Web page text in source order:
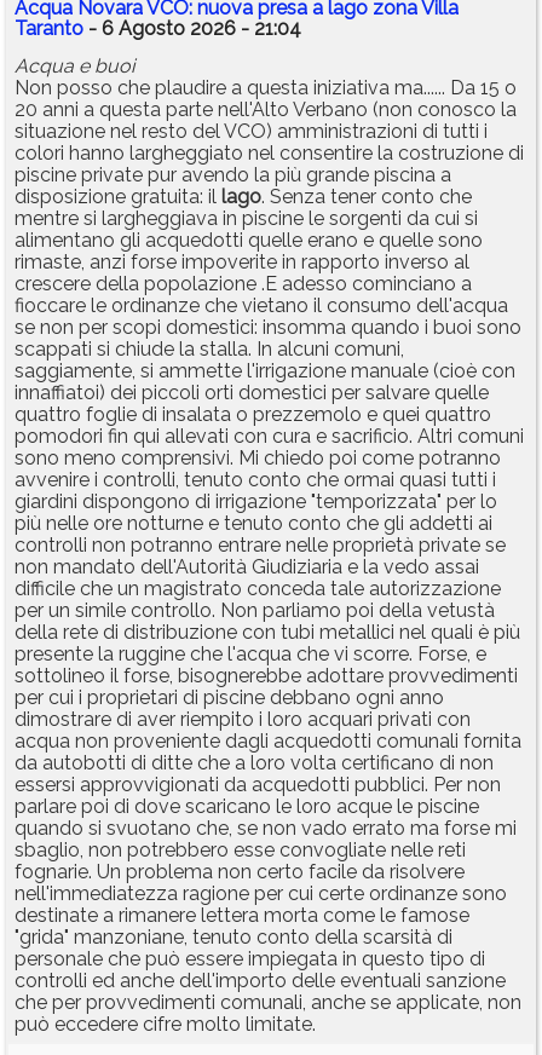
Acqua Novara VCO: nuova presa a lago zona Villa
Taranto - 6 Agosto 2026 - 21:04
Acqua e buoi
Non posso che plaudire a questa iniziativa ma...... Da 15 o
20 anni a questa parte nell'Alto Verbano (non conosco la
situazione nel resto del VCO) amministrazioni di tutti i
colori hanno largheggiato nel consentire la costruzione di
piscine private pur avendo la più grande piscina a
disposizione gratuita: il lago. Senza tener conto che
mentre si largheggiava in piscine le sorgenti da cui si
alimentano gli acquedotti quelle erano e quelle sono
rimaste, anzi forse impoverite in rapporto inverso al
crescere della popolazione .E adesso cominciano a
fioccare le ordinanze che vietano il consumo dell'acqua
se non per scopi domestici: insomma quando i buoi sono
scappati si chiude la stalla. In alcuni comuni,
saggiamente, si ammette l'irrigazione manuale (cioè con
innaffiatoi) dei piccoli orti domestici per salvare quelle
quattro foglie di insalata o prezzemolo e quei quattro
pomodori fin qui allevati con cura e sacrificio. Altri comuni
sono meno comprensivi. Mi chiedo poi come potranno
avvenire i controlli, tenuto conto che ormai quasi tutti i
giardini dispongono di irrigazione "temporizzata" per lo
più nelle ore notturne e tenuto conto che gli addetti ai
controlli non potranno entrare nelle proprietà private se
non mandato dell'Autorità Giudiziaria e la vedo assai
difficile che un magistrato conceda tale autorizzazione
per un simile controllo. Non parliamo poi della vetustà
della rete di distribuzione con tubi metallici nel quali è più
presente la ruggine che l'acqua che vi scorre. Forse, e
sottolineo il forse, bisognerebbe adottare provvedimenti
per cui i proprietari di piscine debbano ogni anno
dimostrare di aver riempito i loro acquari privati con
acqua non proveniente dagli acquedotti comunali fornita
da autobotti di ditte che a loro volta certificano di non
essersi approvvigionati da acquedotti pubblici. Per non
parlare poi di dove scaricano le loro acque le piscine
quando si svuotano che, se non vado errato ma forse mi
sbaglio, non potrebbero esse convogliate nelle reti
fognarie. Un problema non certo facile da risolvere
nell'immediatezza ragione per cui certe ordinanze sono
destinate a rimanere lettera morta come le famose
"grida" manzoniane, tenuto conto della scarsità di
personale che può essere impiegata in questo tipo di
controlli ed anche dell'importo delle eventuali sanzione
che per provvedimenti comunali, anche se applicate, non
può eccedere cifre molto limitate.